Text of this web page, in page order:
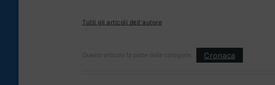
Tutti gli articoli dell'autore
Questo articolo fa parte delle categorie: Cronaca